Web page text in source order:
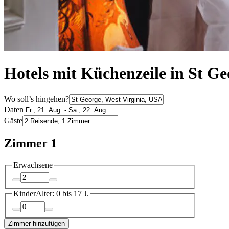
Hotels mit Küchenzeile in St
Wo soll’s hingehen?
Daten
Gäste
Zimmer 1
Erwachsene
KinderAlter: 0 bis 17 J.
Zimmer hinzufügen